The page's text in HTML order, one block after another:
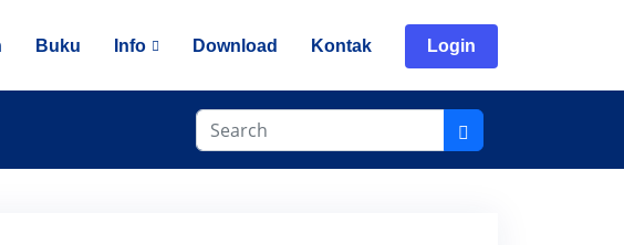
Buku Info Download Kontak Login